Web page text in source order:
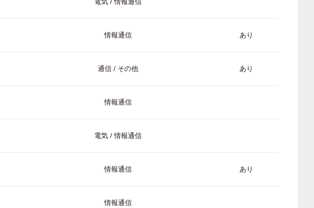
情報通信 あり
通信 / その他 あり
情報通信
電気 / 情報通信
情報通信 あり
情報通信